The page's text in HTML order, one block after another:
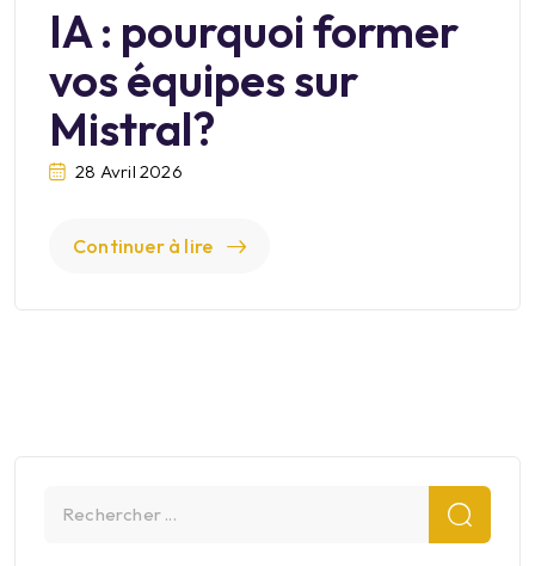
IA : pourquoi former
vos équipes sur
Mistral?
28 Avril 2026
Continuer à lire